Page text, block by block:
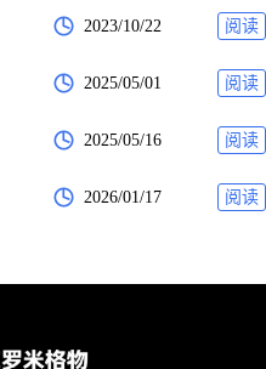
2023/10/22 阅读
2025/05/01 阅读
2025/05/16 阅读
2026/01/17 阅读